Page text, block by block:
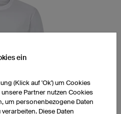
ein
(Klick auf 'Ok') um Cookies
Partner nutzen Cookies
um personenbezogene Daten
Diese Daten